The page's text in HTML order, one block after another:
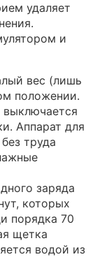
удаляет
и
вес (лишь
положении.
Аппарат для
труда
заряда
которых
порядка 70
щетка
водой из